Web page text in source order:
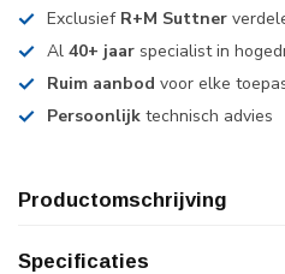
Exclusief R+M Suttner
Al 40+ jaar specialist in
Ruim aanbod voor elke
Persoonlijk technisch advies
Productomschrijving
Specificaties